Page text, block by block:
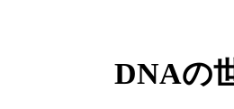
第2
DNAの